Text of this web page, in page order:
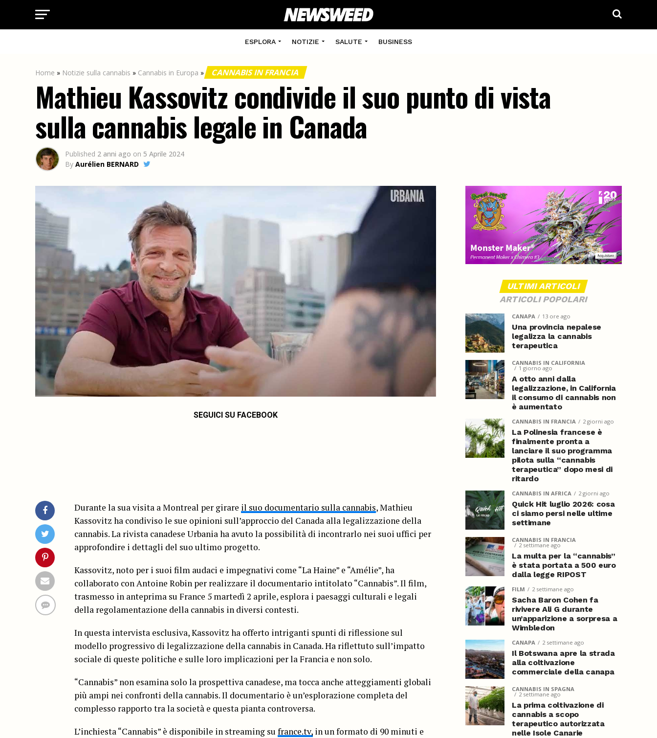
ESPLORA NOTIZIE SALUTE BUSINESS
Home » Notizie sulla cannabis » Cannabis in Europa » CANNABIS IN FRANCIA
Mathieu Kassovitz condivide il suo punto di vista
sulla cannabis legale in Canada
Published 2 anni ago on 5 Aprile 2024
By Aurélien BERNARD
SEGUICI SU FACEBOOK
Durante la sua visita a Montreal per girare il suo documentario sulla cannabis, Mathieu
Kassovitz ha condiviso le sue opinioni sull’approccio del Canada alla legalizzazione della
cannabis. La rivista canadese Urbania ha avuto la possibilità di incontrarlo nei suoi uffici per
approfondire i dettagli del suo ultimo progetto.
Kassovitz, noto per i suoi film audaci e impegnativi come “La Haine” e “Amélie”, ha
collaborato con Antoine Robin per realizzare il documentario intitolato “Cannabis”. Il film,
trasmesso in anteprima su France 5 martedì 2 aprile, esplora i paesaggi culturali e legali
della regolamentazione della cannabis in diversi contesti.
In questa intervista esclusiva, Kassovitz ha offerto intriganti spunti di riflessione sul
modello progressivo di legalizzazione della cannabis in Canada. Ha riflettuto sull’impatto
sociale di queste politiche e sulle loro implicazioni per la Francia e non solo.
“Cannabis” non esamina solo la prospettiva canadese, ma tocca anche atteggiamenti globali
più ampi nei confronti della cannabis. Il documentario è un’esplorazione completa del
complesso rapporto tra la società e questa pianta controversa.
L’inchiesta “Cannabis” è disponibile in streaming su france.tv, in un formato di 90 minuti e
ULTIMI ARTICOLI
ARTICOLI POPOLARI
CANAPA 13 ore ago
Una provincia nepalese
legalizza la cannabis
terapeutica
CANNABIS IN CALIFORNIA
1 giorno ago
A otto anni dalla
legalizzazione, in California
il consumo di cannabis non
è aumentato
CANNABIS IN FRANCIA 2 giorni ago
La Polinesia francese è
finalmente pronta a
lanciare il suo programma
pilota sulla “cannabis
terapeutica” dopo mesi di
ritardo
CANNABIS IN AFRICA 2 giorni ago
Quick Hit luglio 2026: cosa
ci siamo persi nelle ultime
settimane
CANNABIS IN FRANCIA
2 settimane ago
La multa per la “cannabis”
è stata portata a 500 euro
dalla legge RIPOST
FILM 2 settimane ago
Sacha Baron Cohen fa
rivivere Ali G durante
un’apparizione a sorpresa a
Wimbledon
CANAPA 2 settimane ago
Il Botswana apre la strada
alla coltivazione
commerciale della canapa
CANNABIS IN SPAGNA
2 settimane ago
La prima coltivazione di
cannabis a scopo
terapeutico autorizzata
nelle Isole Canarie